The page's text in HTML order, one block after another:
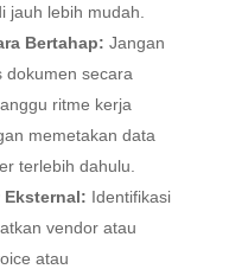
jauh lebih mudah.
Bertahap: Jangan
dokumen secara
ritme kerja
memetakan data
terlebih dahulu.
Identifikasi
vendor atau
atau